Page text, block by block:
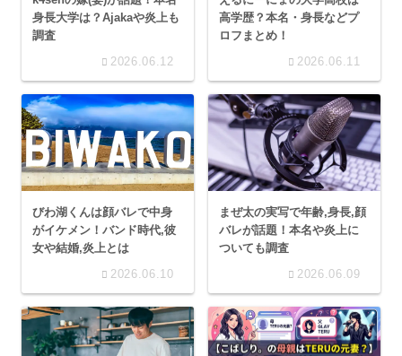
身長大学は？Ajakaや炎上も
調査
2026.06.12
高学歴？本名・身長などプ
ロフまとめ！
2026.06.11
びわ湖くんは顔バレで中身
がイケメン！バンド時代,彼
女や結婚,炎上とは
2026.06.10
まぜ太の実写で年齢,身長,顔
バレが話題！本名や炎上に
ついても調査
2026.06.09